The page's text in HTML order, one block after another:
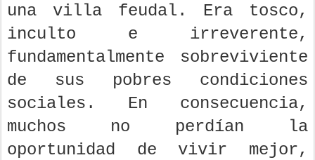
una villa feudal. Era tosco,
inculto e irreverente,
fundamentalmente sobreviviente
de sus pobres condiciones
sociales. En consecuencia,
muchos no perdían la
oportunidad de vivir mejor,